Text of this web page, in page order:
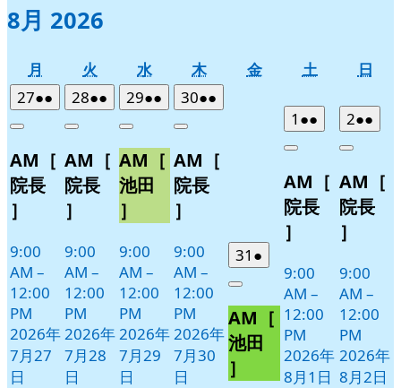
8月 2026
月
曜
日
火
曜
日
水
曜
日
木木
曜
日
金金
土土
日
日
日
272026
年
月
27
日
●●
件
イ
ベ
ト)
Close
AM［
院長
］
9:00
AM –
12:00
PM
2026年
7月27
日
282026
年
月
28
日
●●
件
イ
ベ
ト)
Close
AM［
院長
］
9:00
AM –
12:00
PM
2026年
7月28
日
292026
年
月
29
●●
件
イ
ベ
ト)
Close
AM［
池田
］
9:00
AM –
12:00
PM
2026年
7月29
日
302026
年
月
30
日
●●
件
イ
Close
AM［
院長
］
9:00
AM –
12:00
PM
2026年
7月30
日
31 2026
年
月
31
●
件
イ
ベ
ト)
Close
AM［
池田
］
1 2026
年
月
1
日
●●
件
イ
ベ
Close
AM［
院長
］
9:00
AM –
12:00
PM
2026年
8月1日
22026
年
月
2
日
●●
件
イ
ベ
Close
AM［
院長
］
9:00
AM –
12:00
PM
2026年
8月2日